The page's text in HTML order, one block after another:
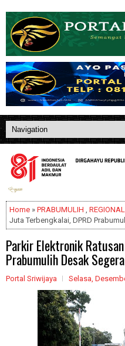
Home » PRABUMULIH , REGIONAL
Juta Terbengkalai, DPRD
Parkir Elektronik
Prabumulih Desak
Portal Sriwijaya Selasa,